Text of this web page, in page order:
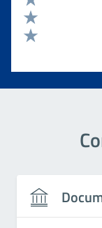
Valuta 3 stelle su
Valuta 2 stelle su